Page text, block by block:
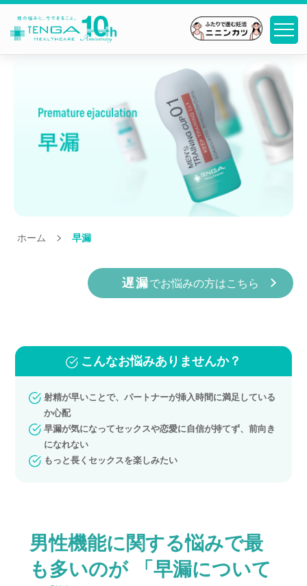
ホーム > 早漏
遅漏でお悩みの方はこちら
こんなお悩みありませんか？
射精が早いことで、パートナーが挿入時間に満足している
か心配
早漏が気になってセックスや恋愛に自信が持てず、前向き
になれない
もっと長くセックスを楽しみたい
男性機能に関する悩みで最
も多いのが「早漏について